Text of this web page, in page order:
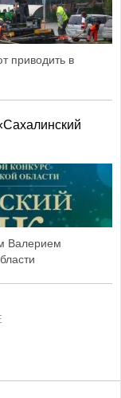
приводить в
Валерием